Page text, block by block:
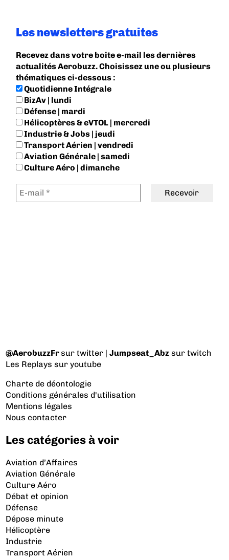
Les newsletters gratuites
Recevez dans votre boite e-mail les dernières
actualités Aerobuzz. Choisissez une ou plusieurs
thématiques ci-dessous :
Quotidienne Intégrale
BizAv | lundi
Défense | mardi
Hélicoptères & eVTOL | mercredi
Industrie & Jobs | jeudi
Transport Aérien | vendredi
Aviation Générale | samedi
Culture Aéro | dimanche
@AerobuzzFrsur twitter |Jumpseat_Abz sur twitch
Les Replays sur youtube
Charte de déontologie
Conditions générales d'utilisation
Mentions légales
Nous contacter
Les catégories à voir
Aviation d’Affaires
Aviation Générale
Culture Aéro
Débat et opinion
Défense
Dépose minute
Hélicoptère
Industrie
Transport Aérien